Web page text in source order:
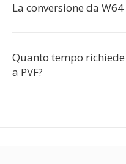
La conversione da W64
Quanto tempo
a PVF?